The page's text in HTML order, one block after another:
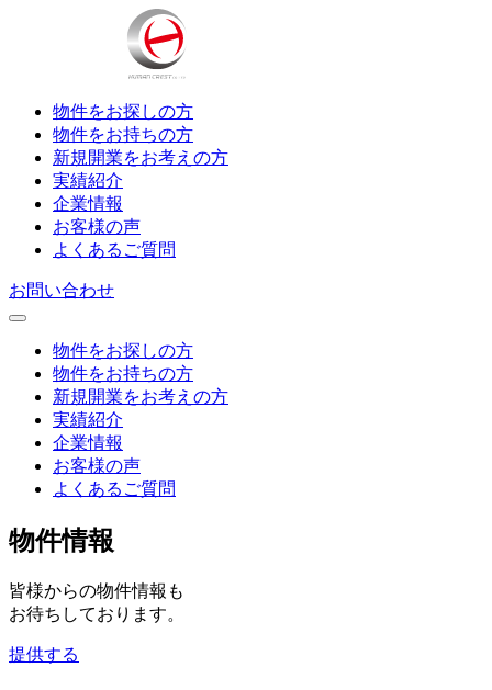
物件をお探しの方
物件をお持ちの方
新規開業をお考えの方
実績紹介
企業情報
お客様の声
よくあるご質問
お問い合わせ
物件をお探しの方
物件をお持ちの方
新規開業をお考えの方
実績紹介
企業情報
お客様の声
よくあるご質問
物件情報
皆様からの物件情報も
お待ちしております。
提供する